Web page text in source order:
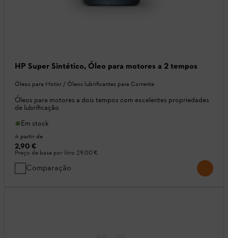
HP Super Sintético, Óleo para motores a 2 tempos
Óleos para Motor / Óleos lubrificantes para Corrente
Óleos para motores a dois tempos com excelentes propriedades
de lubrificação
Em stock
A partir de
2,90 €
Preço de base por litro 29,00 €
Comparação